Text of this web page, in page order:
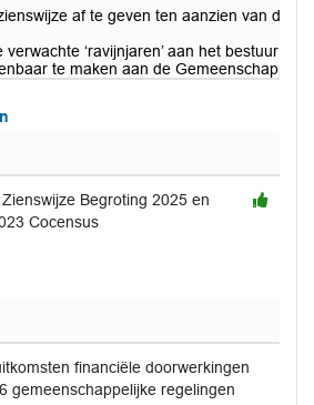
af te geven ten aanzien van de
verwachte ‘ravijnjaren’ aan het bestuur
te maken aan de
Begroting 2025 en
Cocensus
financiële doorwerkingen
gemeenschappelijke regelingen